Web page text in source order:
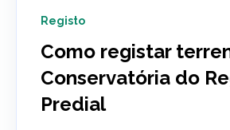
Registo
Como registar
Conservatória do
Predial